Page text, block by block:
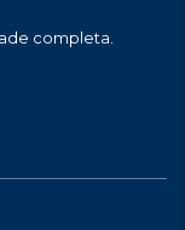
completa.